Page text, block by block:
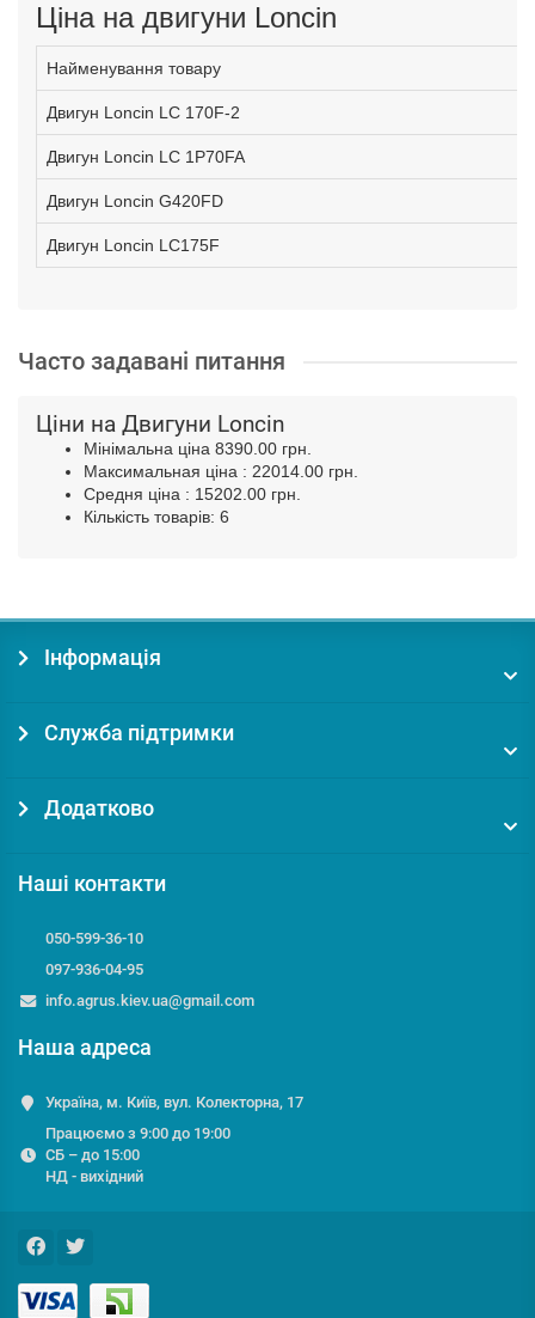
Ціна на двигуни Loncin
Найменування товару
Двигун Loncin LC 170F-2
Двигун Loncin LC 1P70FA
Двигун Loncin G420FD
Двигун Loncin LC175F
Часто задавані питання
Ціни на Двигуни Loncin
Мінімальна ціна 8390.00 грн.
Максимальная ціна : 22014.00 грн.
Средня ціна : 15202.00 грн.
Кількість товарів: 6
Інформація
Служба підтримки
Додатково
Наші контакти
050-599-36-10
097-936-04-95
info.agrus.kiev.ua@gmail.com
Наша адреса
Україна, м. Київ, вул. Колекторна, 17
Працюємо з 9:00 до 19:00
СБ – до 15:00
НД - вихідний